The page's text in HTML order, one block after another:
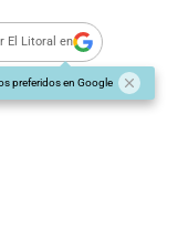
El Litoral en
preferidos en Google